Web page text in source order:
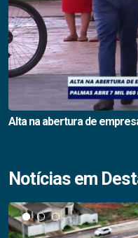
Alta na abertura de
Notícias em